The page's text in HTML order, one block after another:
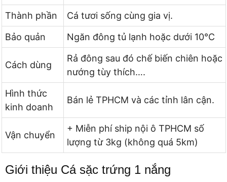
Thành phần
Cá tươi sống cùng gia vị.
Bảo quản
Ngăn đông tủ lạnh hoặc dưới 10°C
Cách dùng
Rả đông sau đó chế biến chiên hoặc
nướng tùy thích….
Hình thức
kinh doanh
Bán lẻ TPHCM và các tỉnh lân cận.
Vận chuyển
+ Miễn phí ship nội ô TPHCM số
lượng từ 3kg (không quá 5km)
Giới thiệu Cá sặc trứng 1 nắng